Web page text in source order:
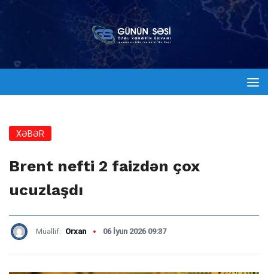
XƏBƏR
Brent nefti 2 faizdən çox
ucuzlaşdı
Müəllif: Orxan 06 İyun 2026 09:37